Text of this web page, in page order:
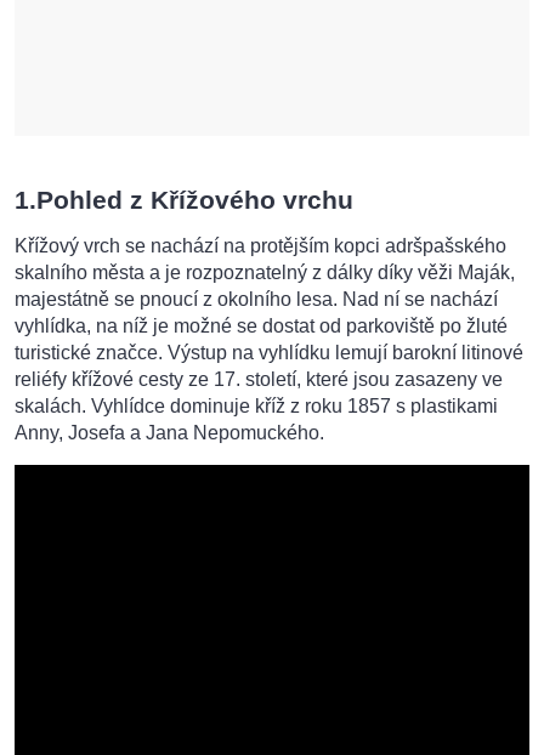
1.Pohled z Křížového vrchu
Křížový vrch se nachází na protějším kopci adršpašského
skalního města a je rozpoznatelný z dálky díky věži Maják,
majestátně se pnoucí z okolního lesa. Nad ní se nachází
vyhlídka, na níž je možné se dostat od parkoviště po žluté
turistické značce. Výstup na vyhlídku lemují barokní litinové
reliéfy křížové cesty ze 17. století, které jsou zasazeny ve
skalách. Vyhlídce dominuje kříž z roku 1857 s plastikami
Anny, Josefa a Jana Nepomuckého.